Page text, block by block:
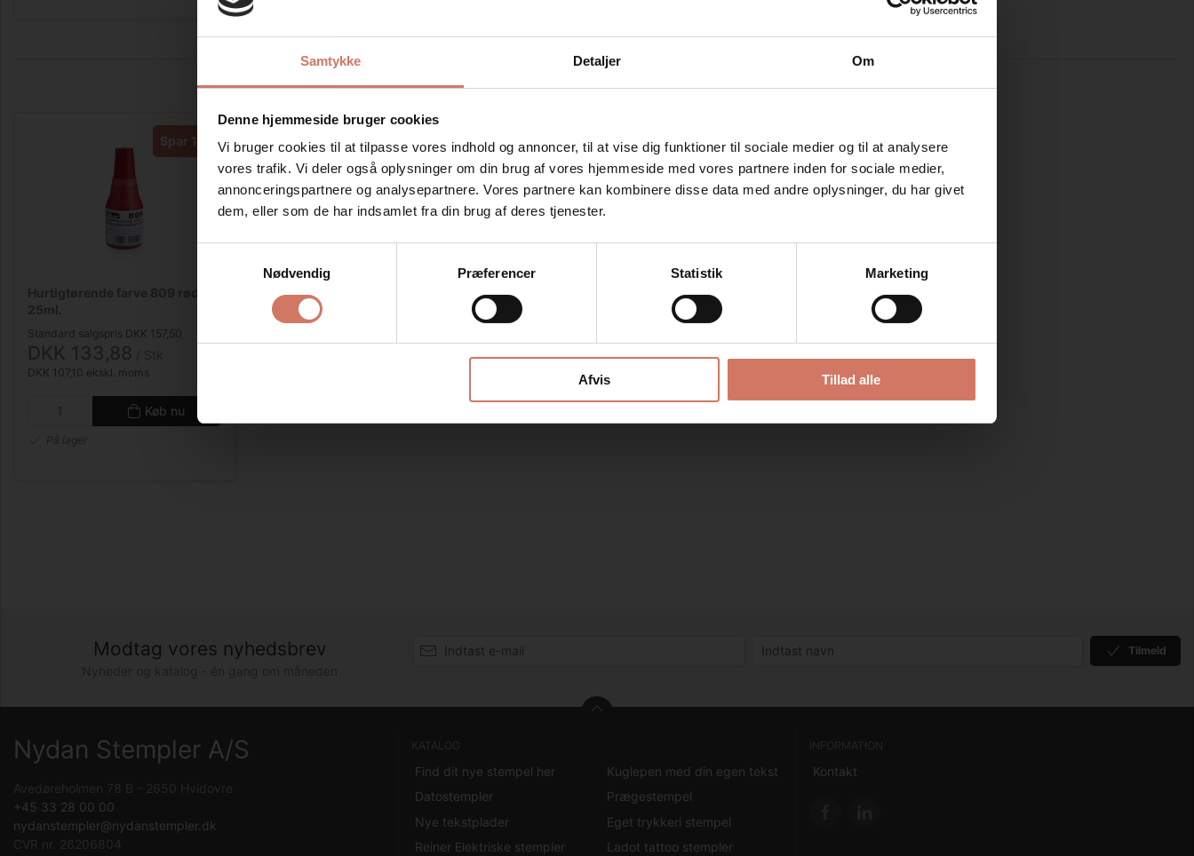
Samtykke Detaljer Om
Denne hjemmeside bruger cookies
Vi bruger cookies til at tilpasse vores indhold og annoncer, til at vise dig funktioner til sociale medier og til at analysere
vores trafik. Vi deler også oplysninger om din brug af vores hjemmeside med vores partnere inden for sociale medier,
annonceringspartnere og analysepartnere. Vores partnere kan kombinere disse data med andre oplysninger, du har givet
dem, eller som de har indsamlet fra din brug af deres tjenester.
Nødvendig
Præferencer Statistik Marketing
Afvis Tillad alle
Jeg ønsker at handle som
Købt sammen med dette produkt
Spar 15%
Standard salgspris DKK 157,50
DKK 107,10 ekskl. moms
Køb nu
Modtag vores nyhedsbrev Tilmeld
Nydan Stempler A/S
Avedøreholmen 78 B - 2650 Hvidovre
+45 33 28 00 00
nydanstempler@nydanstempler.dk
CVR nr. 26206804
KATALOG
Find dit nye stempel her
Datostempler
Nye tekstplader
Reiner Elektriske stempler
Kuglepen med din egen tekst
Prægestempel
Eget trykkeri stempel
Ladot tattoo stempler
INFORMATION
Kontakt